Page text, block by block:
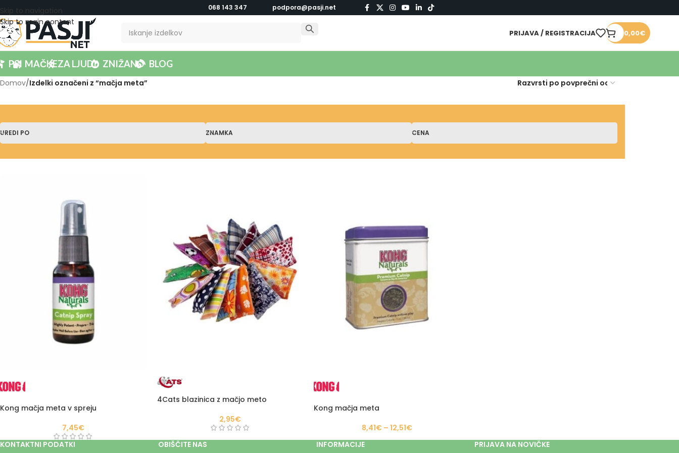
Skip to navigation
Skip to main content
068 143 347 podpora@pasji.net
PRIJAVA / REGISTRACIJA 0,00€
PSI MAČKEZA LJUDI ZNIŽANO BLOG
Domov/Izdelki označeni z “mačja meta”
UREDI PO ZNAMKA CENA
Kong mačja meta v spreju
7,45€
4Cats blazinica z mačjo meto
2,95€
Kong mačja meta
8,41€ – 12,51€
KONTAKTNI PODATKI OBIŠČITE NAS INFORMACIJE PRIJAVA NA NOVIČKE